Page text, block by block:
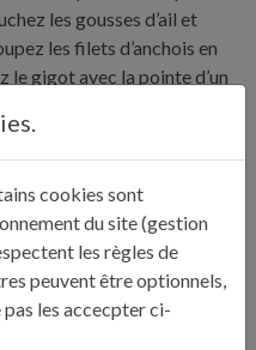
les gousses d’ail et
les filets d’anchois en
le gigot avec la pointe d’un
dans chaque entaille.
du four et enfournez.
environ. Au bout de
le gigot de vin.
augmentez la température
et laissez-le cuire
cookies sont
du site (gestion
les règles de
peuvent être optionnels,
les accecpter ci-